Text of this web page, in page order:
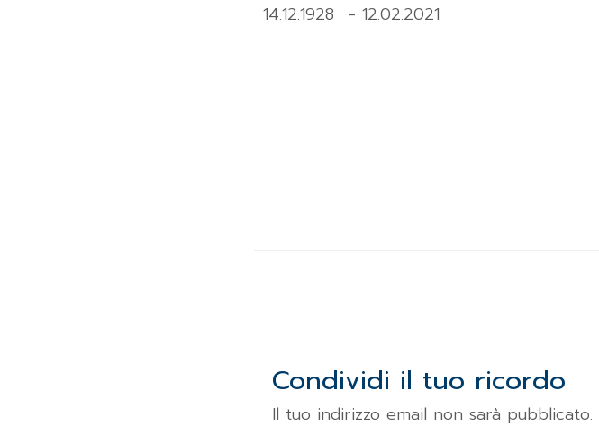
14.12.1928 - 12.02.2021
Condividi il tuo ricordo
Il tuo indirizzo email non sarà pubblicato.